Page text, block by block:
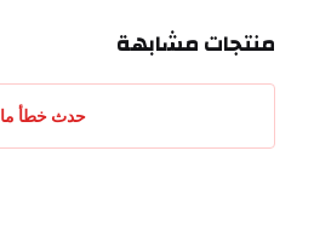
منتجات مشابهة
حدث خطأ ما